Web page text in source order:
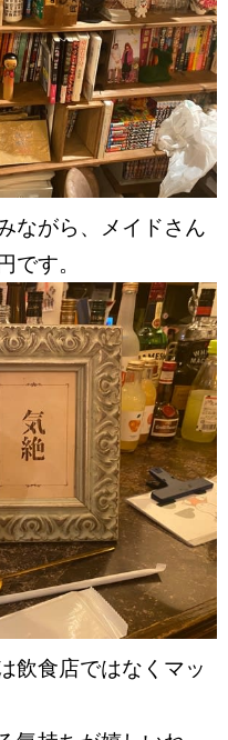
ながら、メイドさん
です。
飲食店ではなくマッ